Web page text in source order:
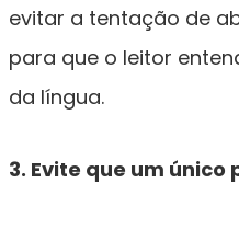
evitar a tentação de
para que o leitor
da língua.
3. Evite que um